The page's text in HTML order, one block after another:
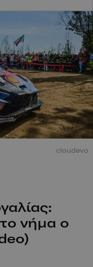
cloudevo
νήμα ο